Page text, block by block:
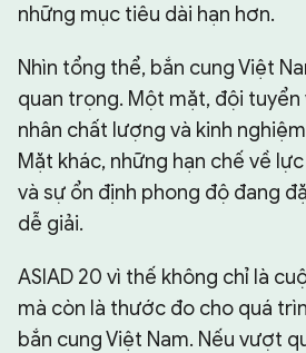
những mục tiêu dài hạn hơn.
Nhìn tổng thể, bắn cung Việt
quan trọng. Một mặt, đội tuyển
nhân chất lượng và kinh
Mặt khác, những hạn chế về
và sự ổn định phong độ đang
dễ giải.
ASIAD 20 vì thế không chỉ là
mà còn là thước đo cho quá
bắn cung Việt Nam. Nếu vượt